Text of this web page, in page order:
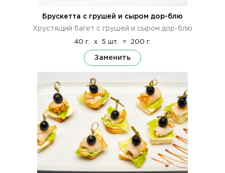
Брускетта с грушей и сыром дор-блю
Хрустящий багет с грушей и сыром дор-блю
40 г. x 5 шт. = 200 г.
Заменить